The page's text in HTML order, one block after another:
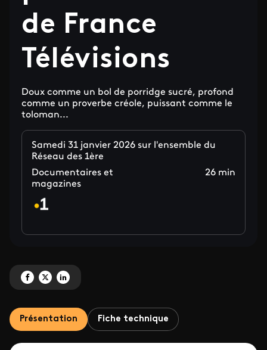
de France
Télévisions
Doux comme un bol de porridge sucré, profond
comme un proverbe créole, puissant comme le
toloman...
Samedi 31 janvier 2026 sur l'ensemble du
Réseau des 1ère
Documentaires et
magazines
26 min
Partagez '« Toloman » : le nouveau rendez-vous bien-être du pôle Outre-
Partagez '« Toloman » : le nouveau rendez-vous bien-être du pôle
Partagez '« Toloman » : le nouveau rendez-vous bien-être du
Présentation Fiche technique